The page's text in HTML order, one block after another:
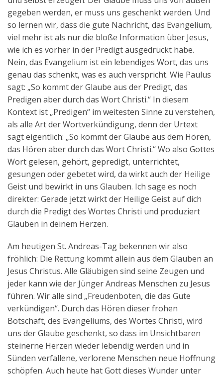
gegeben werden, er muss uns geschenkt werden. Und
so lernen wir, dass die gute Nachricht, das Evangelium,
viel mehr ist als nur die bloße Information über Jesus,
wie ich es vorher in der Predigt ausgedrückt habe.
Nein, das Evangelium ist ein lebendiges Wort, das uns
genau das schenkt, was es auch verspricht. Wie Paulus
sagt: „So kommt der Glaube aus der Predigt, das
Predigen aber durch das Wort Christi.“ In diesem
Kontext ist „Predigen“ im weitesten Sinne zu verstehen,
als alle Art der Wortverkündigung, denn der Urtext
sagt eigentlich: „So kommt der Glaube aus dem Hören,
das Hören aber durch das Wort Christi.“ Wo also Gottes
Wort gelesen, gehört, gepredigt, unterrichtet,
gesungen oder gebetet wird, da wirkt auch der Heilige
Geist und bewirkt in uns Glauben. Ich sage es noch
direkter: Gerade jetzt wirkt der Heilige Geist auf dich
durch die Predigt des Wortes Christi und produziert
Glauben in deinem Herzen.
Am heutigen St. Andreas-Tag bekennen wir also
fröhlich: Die Rettung kommt allein aus dem Glauben an
Jesus Christus. Alle Gläubigen sind seine Zeugen und
jeder kann wie der Jünger Andreas Menschen zu Jesus
führen. Wir alle sind „Freudenboten, die das Gute
verkündigen“. Durch das Hören dieser frohen
Botschaft, des Evangeliums, des Wortes Christi, wird
uns der Glaube geschenkt, so dass im Unsichtbaren
steinerne Herzen wieder lebendig werden und in
Sünden verfallene, verlorene Menschen neue Hoffnung
schöpfen. Auch heute hat Gott dieses Wunder unter